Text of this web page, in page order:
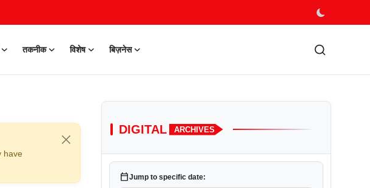
तकनीक विशेष बिज़नेस
have
DIGITAL ARCHIVES
calendar_todayJump to specific date: